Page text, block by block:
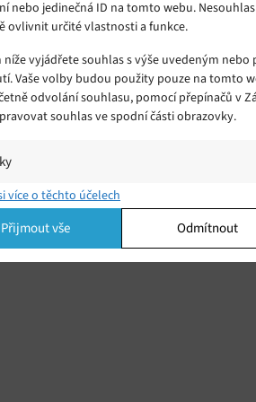
nebo jedinečná ID na tomto webu.
ovlivnit určité vlastnosti a funkce.
vyjádřete souhlas s výše uvedeným
Vaše volby budou použity pouze na tomto
odvolání souhlasu, pomocí přepínačů v
souhlas ve spodní části obrazovky.
a/nebo přístup k informacím v zařízení,
kombinací údajů z různých zdrojů.
více o těchto účelech
Přijmout vše Odmítnout